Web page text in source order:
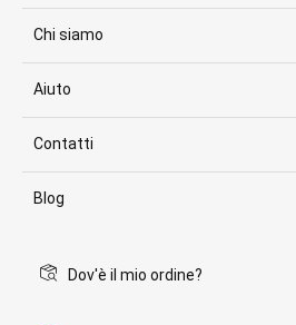
Chi siamo
Aiuto
Contatti
Blog
Dov'è il mio ordine?